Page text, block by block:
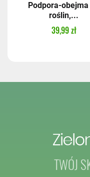
Podpora-obejma
roślin,...
39,99 zł
TWÓJ